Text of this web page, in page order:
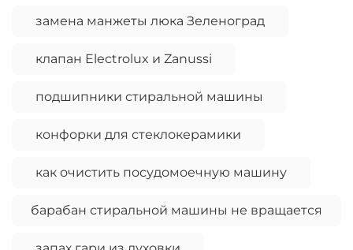
замена манжеты люка Зеленоград
клапан Electrolux и Zanussi
подшипники стиральной машины
конфорки для стеклокерамики
как очистить посудомоечную машину
барабан стиральной машины не вращается